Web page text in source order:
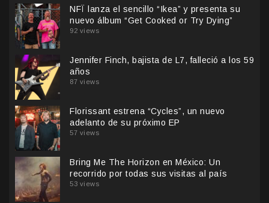
NFÏ lanza el sencillo “Ikea” y presenta su
nuevo álbum “Get Cooked or Try Dying”
92 views
Jennifer Finch, bajista de L7, falleció a los 59
años
87 views
Florissant estrena “Cycles”, un nuevo
adelanto de su próximo EP
57 views
Bring Me The Horizon en México: Un
recorrido por todas sus visitas al país
53 views